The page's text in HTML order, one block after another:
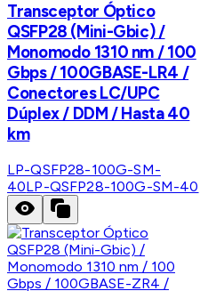
Transceptor Óptico
QSFP28 (Mini-Gbic) /
Monomodo 1310 nm / 100
Gbps / 100GBASE-LR4 /
Conectores LC/UPC
Dúplex / DDM / Hasta 40
km
LP-QSFP28-100G-SM-
40LP-QSFP28-100G-SM-40